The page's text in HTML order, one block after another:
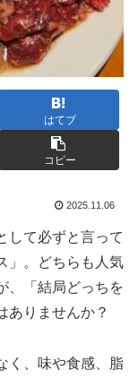
はてブ
コピー
2025.11.06
して必ずと言って
」。どちらも人気
、「結局どっちを
ありませんか？
く、味や食感、脂